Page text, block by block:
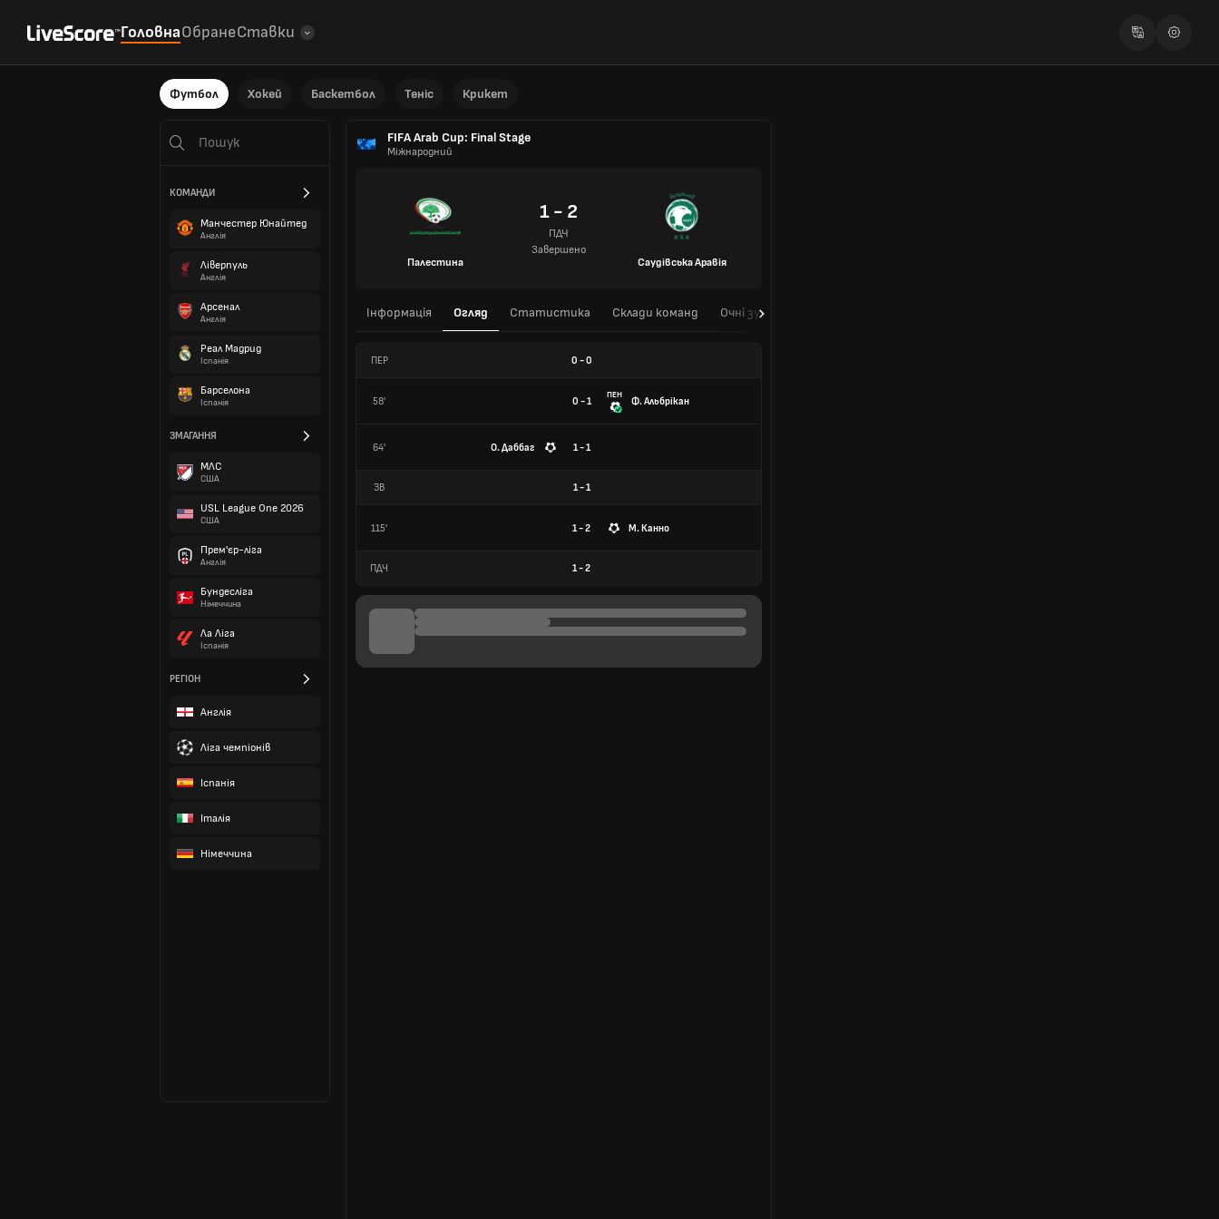
ГоловнаОбранеСтавки
Футбол Хокей Баскетбол Теніс Крикет
КОМАНДИ
Манчестер Юнайтед
Англія
Ліверпуль
Англія
Арсенал
Англія
Реал Мадрид
Іспанія
Барселона
Іспанія
ЗМАГАННЯ
МЛС
США
USL League One 2026
США
Прем'єр-ліга
Англія
Бундесліга
Німеччина
Ла Ліга
Іспанія
РЕГІОН
Англія
Ліга чемпіонів
Іспанія
Італія
Німеччина
FIFA Arab Cup: Final Stage
Міжнародний
Палестина
1 - 2
ПДЧ
Завершено
Саудівська Аравія
Інформація Огляд Статистика Склади команд Очні зустрічі
ПЕР 0 -0
58' 0 - 1
ПЕН
Ф. Альбрікан
64' О. Даббаг 1 - 1
ЗВ 1-1
115' 1 - 2 М. Канно
ПДЧ 1-2